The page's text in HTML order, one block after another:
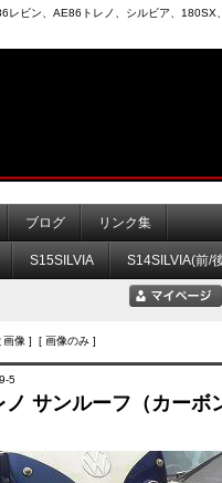
レビン、AE86トレノ、シルビア、
ブログ リンク集
S15SILVIA S14SILVIA(前/
像 ] [ 画像のみ ]
5
サンルーフ（カーボ